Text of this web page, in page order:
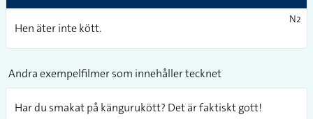
Hen äter inte kött.
N2
Andra exempelfilmer som innehåller tecknet
Har du smakat på kängurukött? Det är faktiskt gott!